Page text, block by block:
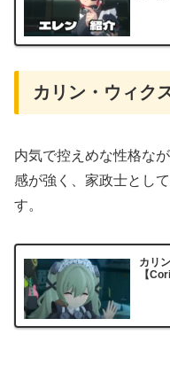
カリン・ウィク
内気で控えめな性格な
感が強く、家政士とし
す。
カリ
【